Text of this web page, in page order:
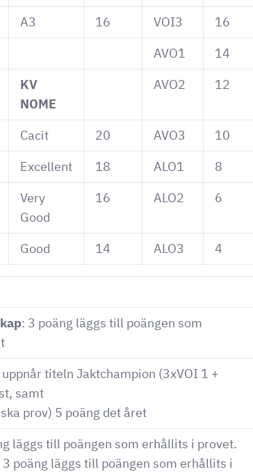
A3 16 VOI3
16
AVO1
14
KV
NOME
AVO2 12
Cacit 20 AVO3
10
Excellent 18 ALO1
8
Very
Good
16 ALO2 6
Good 14 ALO3 4
: 3 poäng läggs till poängen som
titeln Jaktchampion (3xVOI 1 +
samt
prov) 5 poäng det året
läggs till poängen som erhållits i provet.
3 poäng läggs till poängen som erhållits i